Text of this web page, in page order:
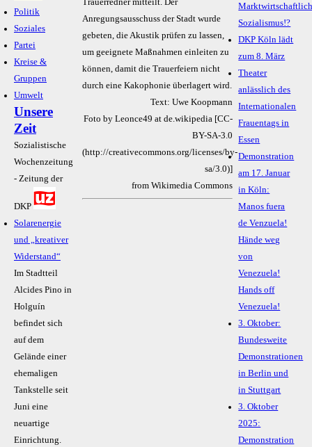
Politik
Soziales
Partei
Kreise &
Gruppen
Umwelt
Unsere
Zeit
Sozialistische
Wochenzeitung
- Zeitung der
DKP
Solarenergie
und „kreativer
Widerstand“
Im Stadtteil
Alcides Pino in
Holguín
befindet sich
auf dem
Gelände einer
ehemaligen
Tankstelle seit
Juni eine
neuartige
Einrichtung.
Anregungsausschuss der Stadt wurde
gebeten, die Akustik prüfen zu lassen,
um geeignete Maßnahmen einleiten zu
können, damit die Trauerfeiern nicht
durch eine Kakophonie überlagert wird.
Text: Uwe Koopmann
Foto by Leonce49 at de.wikipedia [CC-
BY-SA-3.0
(http://creativecommons.org/licenses/by-
sa/3.0)]
from Wikimedia Commons
Sozialismus!?
DKP Köln lädt
zum 8. März
Theater
anlässlich des
Internationalen
Frauentags in
Essen
Demonstration
am 17. Januar
in Köln:
Manos fuera
de Venzuela!
Hände weg
von
Venezuela!
Hands off
Venezuela!
3. Oktober:
Bundesweite
Demonstrationen
in Berlin und
in Stuttgart
3. Oktober
2025:
Demonstration